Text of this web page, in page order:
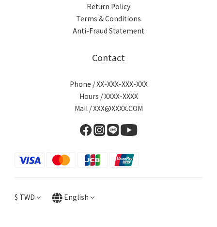
Return Policy
Terms & Conditions
Anti-Fraud Statement
Contact
Phone / XX-XXX-XXX-XXX
Hours / XXXX-XXXX
Mail / XXX@XXXX.COM
$ TWD English